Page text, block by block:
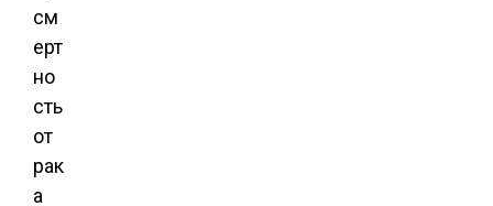
см
ерт
но
сть
от
рак
а